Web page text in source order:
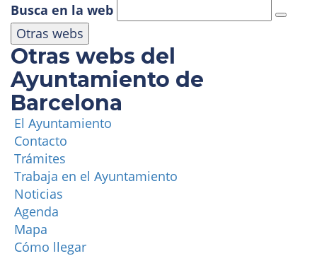
Busca en la web
Otras webs
Otras webs del
Ayuntamiento de
Barcelona
El Ayuntamiento
Contacto
Trámites
Trabaja en el Ayuntamiento
Noticias
Agenda
Mapa
Cómo llegar
ÁREA PANORÁMICA
MASÍA TIBIDABO
FUNICULAR
TIBICLUB
¿QUIÉNES SOMOS?
MÁS PRODUCTOS